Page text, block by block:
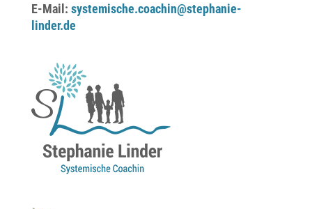
E-Mail: systemische.coachin@stephanie-
linder.de